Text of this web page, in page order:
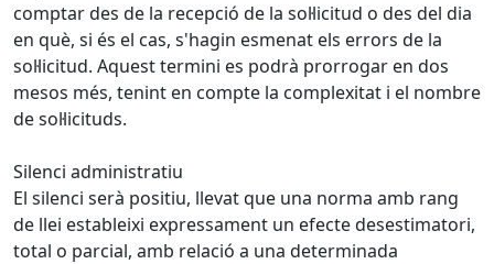
comptar des de la recepció de la sol·licitud o des del dia
en què, si és el cas, s'hagin esmenat els errors de la
sol·licitud. Aquest termini es podrà prorrogar en dos
mesos més, tenint en compte la complexitat i el nombre
de sol·licituds.
Silenci administratiu
El silenci serà positiu, llevat que una norma amb rang
de llei estableixi expressament un efecte desestimatori,
total o parcial, amb relació a una determinada